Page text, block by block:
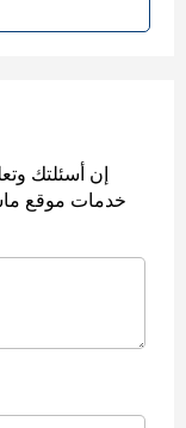
إن أسئلتك
خدمات موقع